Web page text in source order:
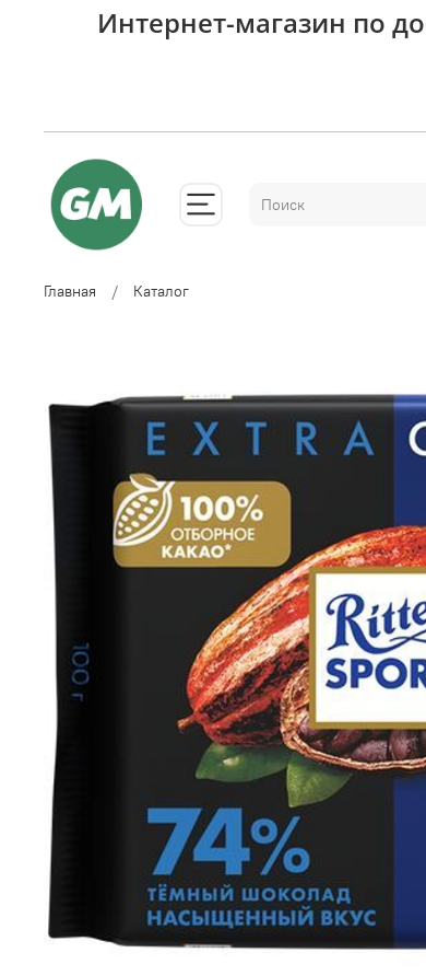
Интернет-магазин по
Главная Каталог